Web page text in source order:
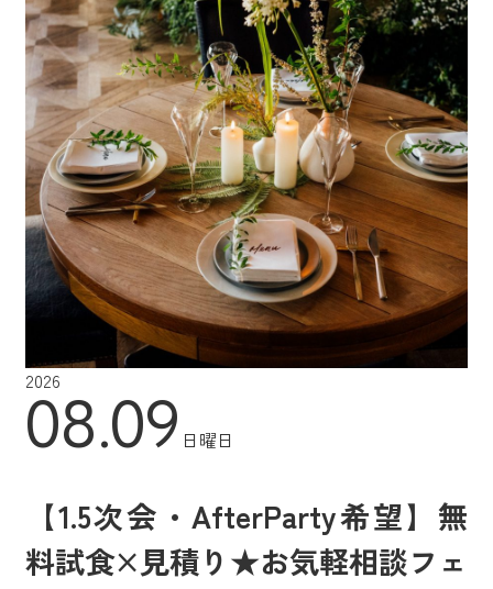
2026
08.09 日曜日
【1.5次会・AfterParty希望】無
料試食×見積り★お気軽相談フェ